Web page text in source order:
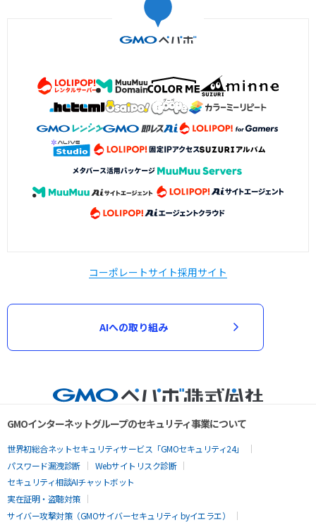
コーポレートサイト採用サイト
AIへの取り組み
GMOインターネットグループのセキュリティ事業について
世界初総合ネットセキュリティサービス「GMOセキュリティ24」
パスワード漏洩診断
Webサイトリスク診断
セキュリティ相談AIチャットボット
実在証明・盗聴対策
サイバー攻撃対策（GMOサイバーセキュリティ byイエラエ）